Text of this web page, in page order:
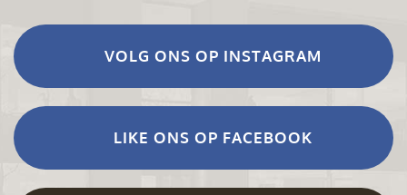
VOLG ONS OP INSTAGRAM
LIKE ONS OP FACEBOOK